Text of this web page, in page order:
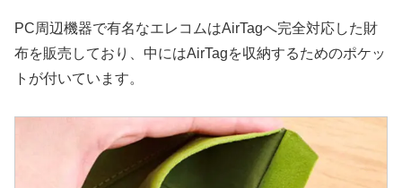
PC周辺機器で有名なエレコムはAirTagへ完全対応した財
布を販売しており、中にはAirTagを収納するためのポケッ
トが付いています。